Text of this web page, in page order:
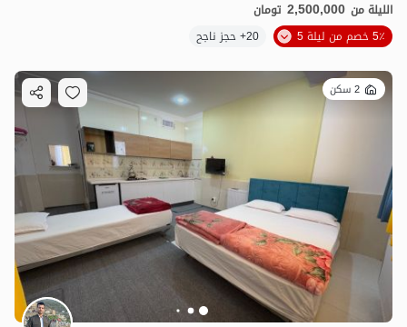
الليلة من 2,500,000 تومان
5٪ خصم من ليلة 5
20+ حجز ناجح
2 سكن